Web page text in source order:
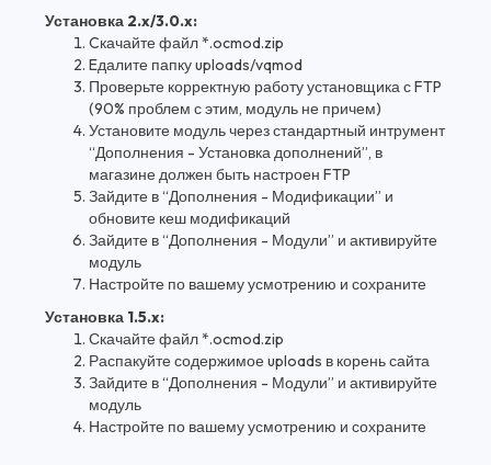
Установка 2.x/3.0.x:
Cкачайте файл *.ocmod.zip
Eдалите папку uploads/vqmod
Проверьте корректную работу установщика с FTP
(90% проблем с этим, модуль не причем)
Установите модуль через стандартный интрумент
“Дополнения - Установка дополнений”, в
магазине должен быть настроен FTP
Зайдите в “Дополнения - Модификации” и
обновите кеш модификаций
Зайдите в “Дополнения - Модули” и активируйте
модуль
Настройте по вашему усмотрению и сохраните
Установка 1.5.x:
Скачайте файл *.ocmod.zip
Распакуйте содержимое uploads в корень сайта
Зайдите в “Дополнения - Модули” и активируйте
модуль
Настройте по вашему усмотрению и сохраните